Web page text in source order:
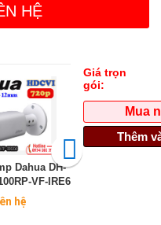
HỆ
Dahua DH-
VF-IRE6
hệ
Giá trọn
gói:
Mua
Thêm